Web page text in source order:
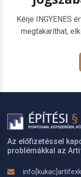
Kérje INGYENES
megtakaríthat,
Az előfizetéssel
problémákkal az